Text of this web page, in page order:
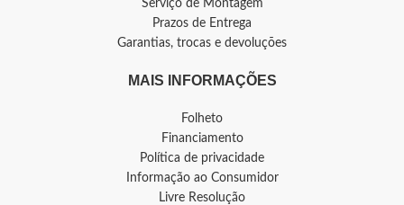
Serviço de Montagem
Prazos de Entrega
Garantias, trocas e devoluções
MAIS INFORMAÇÕES
Folheto
Financiamento
Política de privacidade
Informação ao Consumidor
Livre Resolução